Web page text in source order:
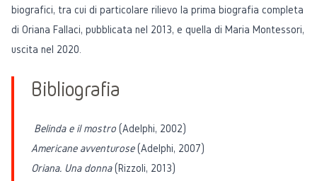
biografici, tra cui di particolare rilievo la prima biografia completa
di Oriana Fallaci, pubblicata nel 2013, e quella di Maria Montessori,
uscita nel 2020.
Bibliografia
Belinda e il mostro (Adelphi, 2002)
Americane avventurose(Adelphi, 2007)
Oriana. Una donna(Rizzoli, 2013)